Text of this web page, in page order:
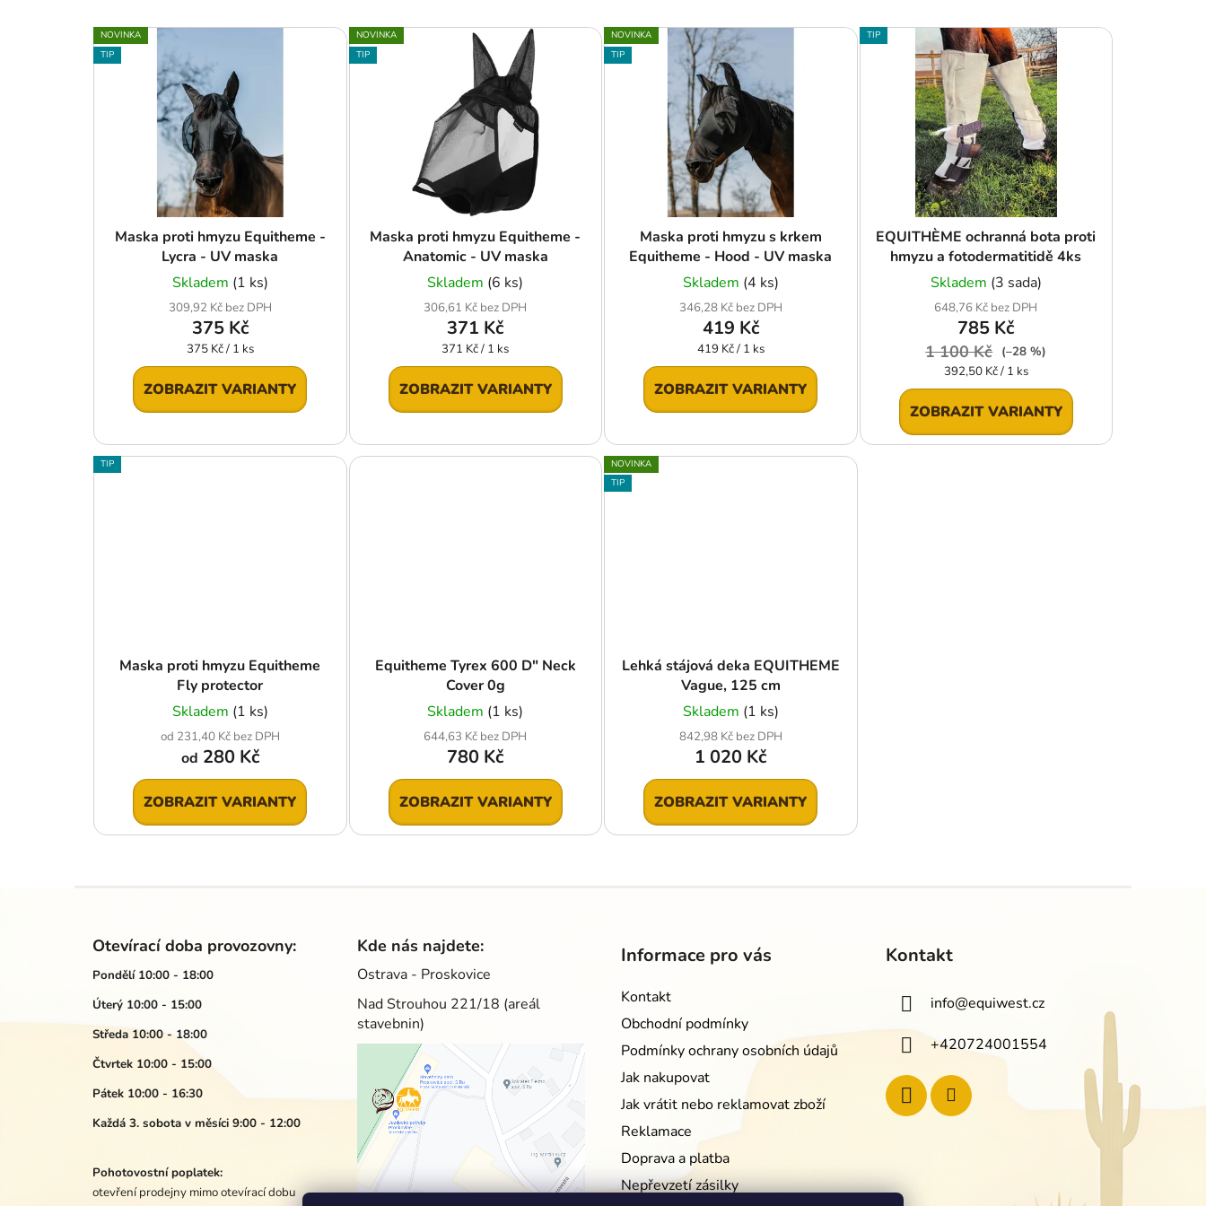
e
t
ů
V
ý
NOVINKA
TIP
Maska proti hmyzu Equitheme -
Lycra - UV maska
Skladem (1 ks)
309,92 Kč bez DPH
375 Kč
Měrná
cena:
375 Kč / 1 ks
ZOBRAZIT VARIANTY
NOVINKA
TIP
Maska proti hmyzu Equitheme -
Anatomic - UV maska
Skladem (6 ks)
306,61 Kč bez DPH
371 Kč
Měrná
cena:
371 Kč / 1 ks
ZOBRAZIT VARIANTY
NOVINKA
TIP
Maska proti hmyzu s krkem
Equitheme - Hood - UV maska
Skladem (4 ks)
346,28 Kč bez DPH
419 Kč
Měrná
cena:
419 Kč / 1 ks
ZOBRAZIT VARIANTY
TIP
EQUITHÈME ochranná bota proti
hmyzu a fotodermatitidě 4ks
Skladem (3 sada)
648,76 Kč bez DPH
785 Kč
1 100 Kč (–28 %)
Měrná
cena:
392,50 Kč / 1 ks
ZOBRAZIT VARIANTY
TIP
Maska proti hmyzu Equitheme
Fly protector
Skladem (1 ks)
od 231,40 Kč bez DPH
od 280 Kč
ZOBRAZIT VARIANTY
Equitheme Tyrex 600 D" Neck
Cover 0g
Skladem (1 ks)
644,63 Kč bez DPH
780 Kč
ZOBRAZIT VARIANTY
NOVINKA
TIP
Lehká stájová deka EQUITHEME
Vague, 125 cm
Skladem (1 ks)
842,98 Kč bez DPH
1 020 Kč
ZOBRAZIT VARIANTY
i
s
Otevírací doba provozovny:
Pondělí 10:00 - 18:00
Úterý 10:00 - 15:00
Středa 10:00 - 18:00
Čtvrtek 10:00 - 15:00
Pátek 10:00 - 16:30
Každá 3. sobota v měsíci 9:00 - 12:00
Pohotovostní poplatek:
otevření prodejny mimo otevírací dobu
Kde nás najdete:
Ostrava - Proskovice
Nad Strouhou 221/18 (areál
stavebnin)
Informace pro vás
Kontakt
Obchodní podmínky
Podmínky ochrany osobních údajů
Jak nakupovat
Jak vrátit nebo reklamovat zboží
Reklamace
Doprava a platba
Nepřevzetí zásilky
Kontakt
info@equiwest.cz
+420724001554